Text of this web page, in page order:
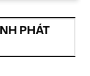
PHÁT